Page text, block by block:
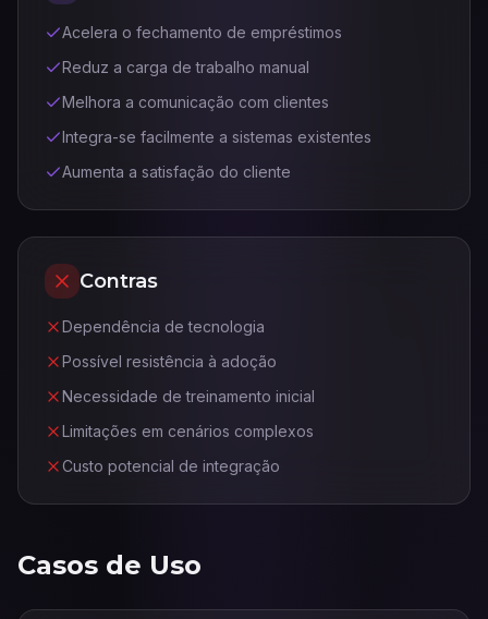
Acelera o fechamento de empréstimos
Reduz a carga de trabalho manual
Melhora a comunicação com clientes
Integra-se facilmente a sistemas existentes
Aumenta a satisfação do cliente
Contras
Dependência de tecnologia
Possível resistência à adoção
Necessidade de treinamento inicial
Limitações em cenários complexos
Custo potencial de integração
Casos de Uso